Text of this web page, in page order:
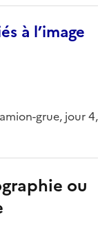
à l’image
grue, jour 4,
ou